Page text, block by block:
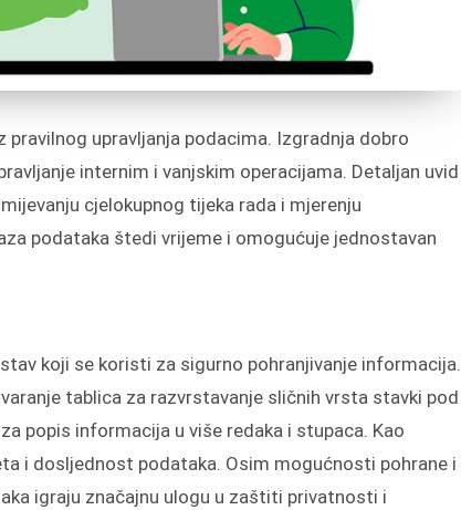
pravilnog upravljanja podacima. Izgradnja dobro
internim i vanjskim operacijama. Detaljan uvid
cjelokupnog tijeka rada i mjerenju
podataka štedi vrijeme i omogućuje jednostavan
koji se koristi za sigurno pohranjivanje informacija.
tablica za razvrstavanje sličnih vrsta stavki pod
popis informacija u više redaka i stupaca. Kao
i dosljednost podataka. Osim mogućnosti pohrane i
igraju značajnu ulogu u zaštiti privatnosti i